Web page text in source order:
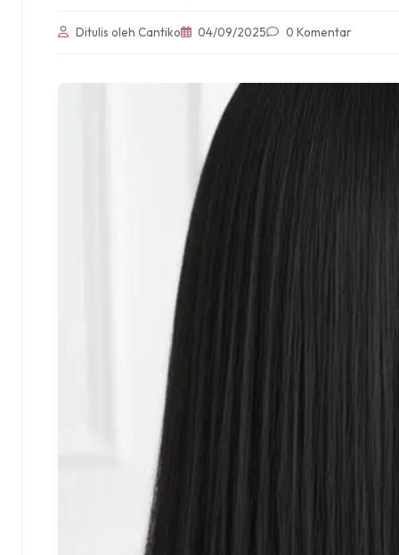
Ditulis oleh Cantiko 04/09/2025 0 Komentar